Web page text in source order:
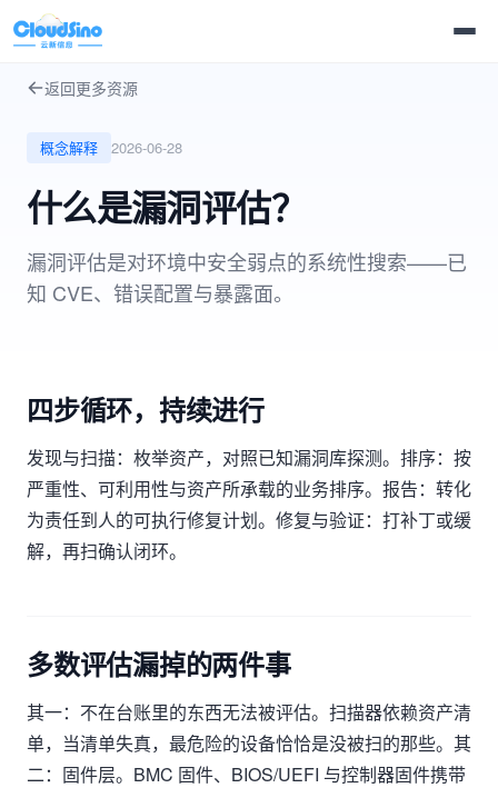
返回更多资源
概念解释 2026-06-28
什么是漏洞评估？
漏洞评估是对环境中安全弱点的系统性搜索——已
知 CVE、错误配置与暴露面。
四步循环，持续进行
发现与扫描：枚举资产，对照已知漏洞库探测。排序：按
严重性、可利用性与资产所承载的业务排序。报告：转化
为责任到人的可执行修复计划。修复与验证：打补丁或缓
解，再扫确认闭环。
多数评估漏掉的两件事
其一：不在台账里的东西无法被评估。扫描器依赖资产清
单，当清单失真，最危险的设备恰恰是没被扫的那些。其
二：固件层。BMC 固件、BIOS/UEFI 与控制器固件携带